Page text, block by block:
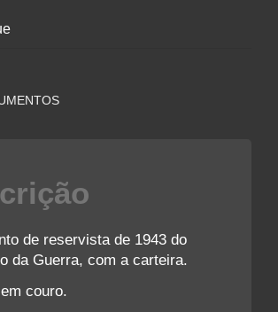
de reservista de 1943 do
da Guerra, com a carteira.
couro.